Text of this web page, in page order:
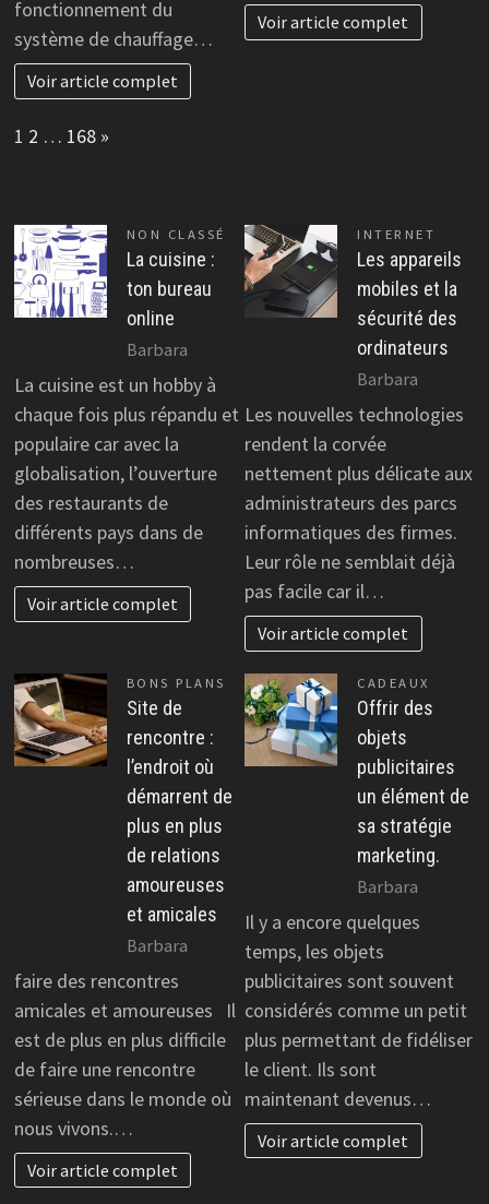
fonctionnement du
système de chauffage…
Voir article complet
Voir article complet
Page:
1 2 … 168 Next
»
NON CLASSÉ
La cuisine :
ton bureau
online
Barbara
La cuisine est un hobby à
chaque fois plus répandu et
populaire car avec la
globalisation, l’ouverture
des restaurants de
différents pays dans de
nombreuses…
Voir article complet
INTERNET
Les appareils
mobiles et la
sécurité des
ordinateurs
Barbara
Les nouvelles technologies
rendent la corvée
nettement plus délicate aux
administrateurs des parcs
informatiques des firmes.
Leur rôle ne semblait déjà
pas facile car il…
Voir article complet
BONS PLANS
Site de
rencontre :
l’endroit où
démarrent de
plus en plus
de relations
amoureuses
et amicales
Barbara
faire des rencontres
amicales et amoureuses Il
est de plus en plus difficile
de faire une rencontre
sérieuse dans le monde où
nous vivons.…
Voir article complet
CADEAUX
Offrir des
objets
publicitaires
un élément de
sa stratégie
marketing.
Barbara
Il y a encore quelques
temps, les objets
publicitaires sont souvent
considérés comme un petit
plus permettant de fidéliser
le client. Ils sont
maintenant devenus…
Voir article complet